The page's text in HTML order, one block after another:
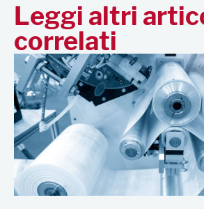
Leggi altri
correlati